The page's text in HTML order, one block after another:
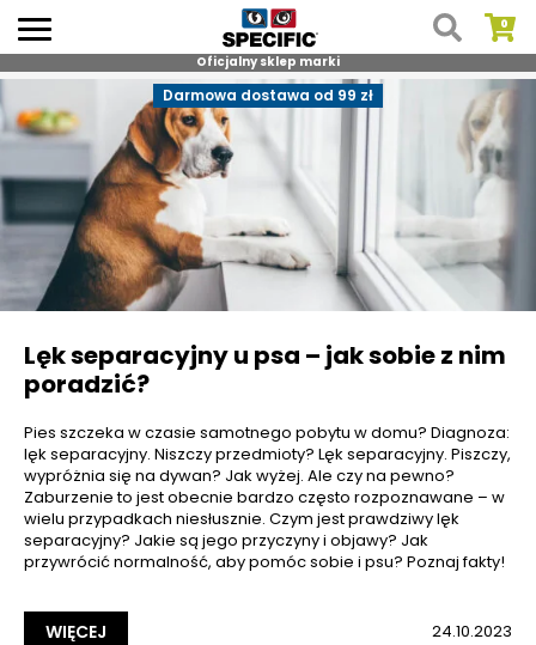
Skip
to
content
Oficjalny sklep marki
Darmowa dostawa od 99 zł
Lęk separacyjny u psa – jak sobie z nim
poradzić?
Pies szczeka w czasie samotnego pobytu w domu? Diagnoza:
lęk separacyjny. Niszczy przedmioty? Lęk separacyjny. Piszczy,
wypróżnia się na dywan? Jak wyżej. Ale czy na pewno?
Zaburzenie to jest obecnie bardzo często rozpoznawane – w
wielu przypadkach niesłusznie. Czym jest prawdziwy lęk
separacyjny? Jakie są jego przyczyny i objawy? Jak
przywrócić normalność, aby pomóc sobie i psu? Poznaj fakty!
WIĘCEJ 24.10.2023